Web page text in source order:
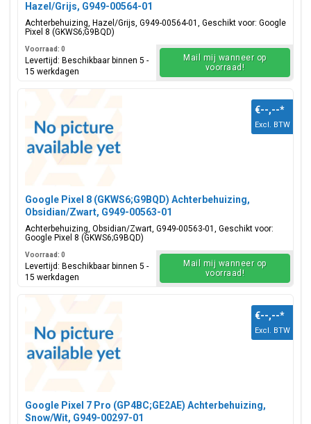
Hazel/Grijs, G949-00564-01
Achterbehuizing, Hazel/Grijs, G949-00564-01, Geschikt voor: Google
Pixel 8 (GKWS6;G9BQD)
Voorraad: 0
Levertijd: Beschikbaar binnen 5 -
15 werkdagen
Mail mij wanneer op
voorraad!
Google Pixel 8 (GKWS6;G9BQD) Achterbehuizing,
Obsidian/Zwart, G949-00563-01
Achterbehuizing, Obsidian/Zwart, G949-00563-01, Geschikt voor:
Google Pixel 8 (GKWS6;G9BQD)
€--,--*
Excl. BTW
Voorraad: 0
Levertijd: Beschikbaar binnen 5 -
15 werkdagen
Mail mij wanneer op
voorraad!
Google Pixel 7 Pro (GP4BC;GE2AE) Achterbehuizing,
Snow/Wit, G949-00297-01
€--,--*
Excl. BTW